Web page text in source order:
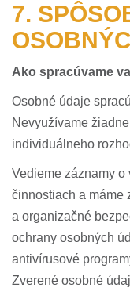
7.
Ako spracúvame
Osobné údaje
Nevyužívame
individuálneho
Vedieme záznamy
činnostiach a máme
a organizačné
ochrany osobných
antivírusové
Zverené osobné